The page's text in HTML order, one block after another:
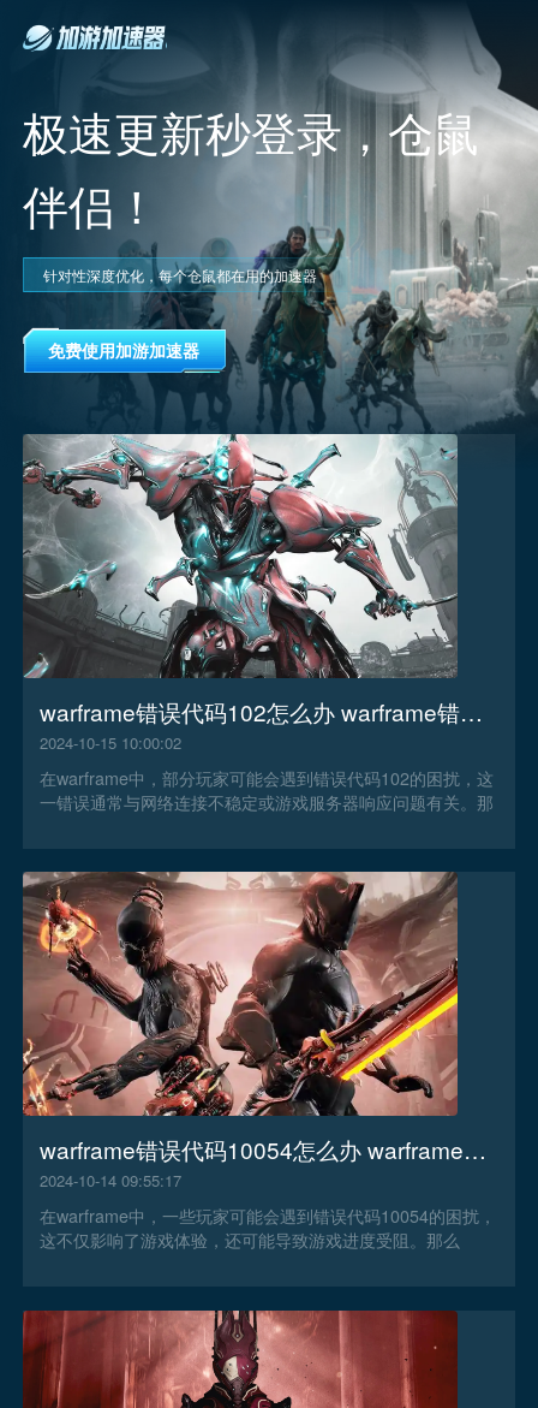
极速更新秒登录，仓鼠
伴侣！
针对性深度优化，每个仓鼠都在用的加速器
免费使用加游加速器
warframe错误代码102怎么办 warframe错误代码102解决办法
2024-10-15 10:00:02
在warframe中，部分玩家可能会遇到错误代码102的困扰，这
一错误通常与网络连接不稳定或游戏服务器响应问题有关。那
warframe错误代码10054怎么办 warframe错误代码10054解决办法
2024-10-14 09:55:17
在warframe中，一些玩家可能会遇到错误代码10054的困扰，
这不仅影响了游戏体验，还可能导致游戏进度受阻。那么